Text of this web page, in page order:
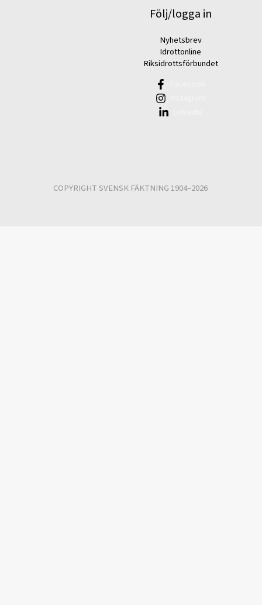
Följ/logga in
Nyhetsbrev
Idrottonline
Riksidrottsförbundet
COPYRIGHT SVENSK FÄKTNING 1904–2026